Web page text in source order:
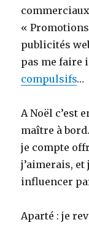
«
publicités
pas me faire
compulsifs…
A Noël c’est
maître à
je compte
j’aimerais,
influencer
Aparté : je